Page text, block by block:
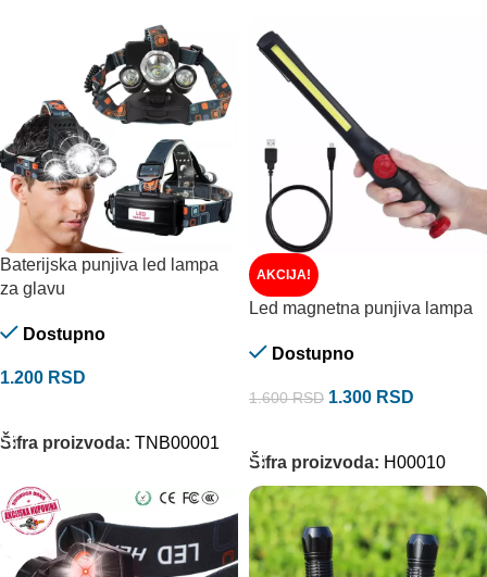
Baterijska punjiva led lampa
za glavu
Dostupno
1.200 RSD
Šifra proizvoda: TNB00001
AKCIJA!
Led magnetna punjiva lampa
Dostupno
1.600RSD 1.300 RSD
Šifra proizvoda: H00010